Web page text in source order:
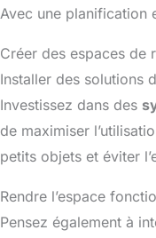
Avec une planification
Créer des espaces de
Installer des solutions
Investissez dans des
de maximiser
petits objets et éviter
Rendre l’espace
Pensez également à